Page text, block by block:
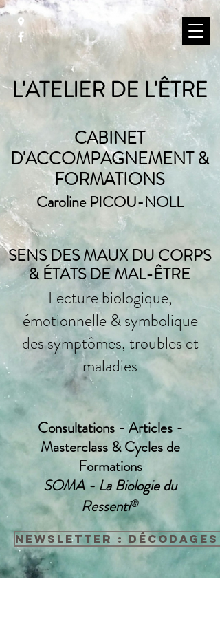
L'ATELIER DE L'ÊTRE
CABINET
D'ACCOMPAGNEMENT &
FORMATIONS
Caroline PICOU-NOLL
SENS DES MAUX DU CORPS
& ÉTATS DE MAL-ÊTRE
Lecture biologique,
émotionnelle & symbolique
des symptômes, troubles et
maladies
Consultations - Articles -
Masterclass & Cycles de
Formations
SOMA - La Biologie du
Ressenti®
NEWSLETTER :